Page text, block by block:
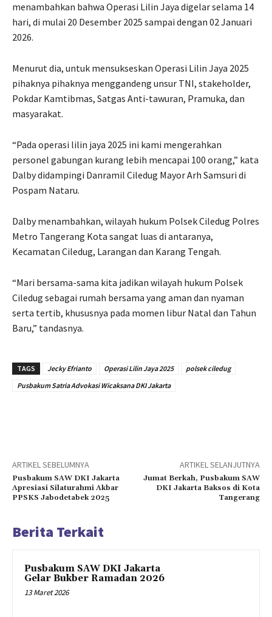
menambahkan bahwa Operasi Lilin Jaya digelar selama 14
hari, di mulai 20 Desember 2025 sampai dengan 02 Januari
2026.
Menurut dia, untuk mensukseskan Operasi Lilin Jaya 2025
pihaknya pihaknya menggandeng unsur TNI, stakeholder,
Pokdar Kamtibmas, Satgas Anti-tawuran, Pramuka, dan
masyarakat.
“Pada operasi lilin jaya 2025 ini kami mengerahkan
personel gabungan kurang lebih mencapai 100 orang,” kata
Dalby didampingi Danramil Ciledug Mayor Arh Samsuri di
Pospam Nataru.
Dalby menambahkan, wilayah hukum Polsek Ciledug Polres
Metro Tangerang Kota sangat luas di antaranya,
Kecamatan Ciledug, Larangan dan Karang Tengah.
“Mari bersama-sama kita jadikan wilayah hukum Polsek
Ciledug sebagai rumah bersama yang aman dan nyaman
serta tertib, khususnya pada momen libur Natal dan Tahun
Baru,” tandasnya.
TAGS Jecky Efrianto Operasi Lilin Jaya 2025
polsek ciledug
Pusbakum Satria Advokasi Wicaksana DKI Jakarta
ARTIKEL SEBELUMNYA
Pusbakum SAW DKI Jakarta
Apresiasi Silaturahmi Akbar
PPSKS Jabodetabek 2025
ARTIKEL SELANJUTNYA
Jumat Berkah, Pusbakum SAW
DKI Jakarta Baksos di Kota
Tangerang
Berita Terkait
Pusbakum SAW DKI Jakarta
Gelar Bukber Ramadan 2026
13 Maret 2026